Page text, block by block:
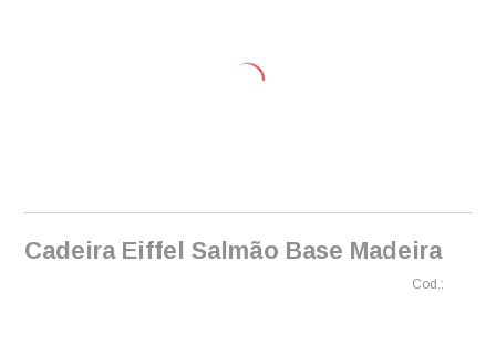
Cadeira Eiffel Salmão Base Madeira